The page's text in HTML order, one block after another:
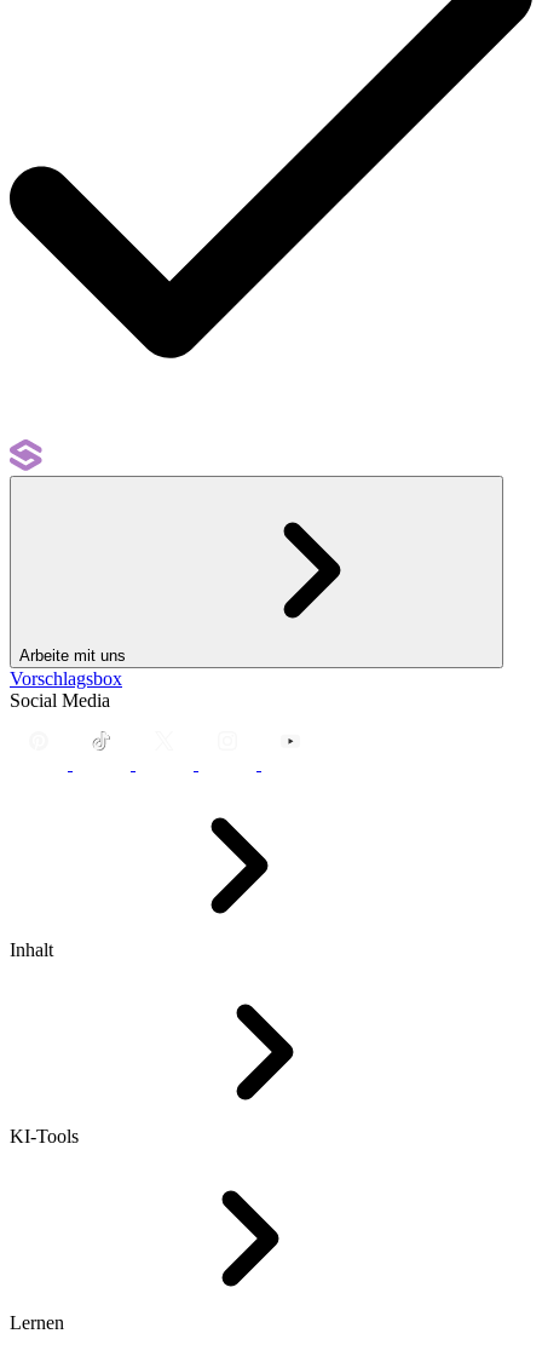
Arbeite mit uns
Vorschlagsbox
Social Media
Inhalt
KI-Tools
Lernen